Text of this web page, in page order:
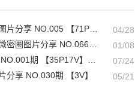
分享 NO.005 【71P1V】
04/28
期 【21P13V】最新至：2025.1.6
01/08
【35P17V】最新至：2025.7.2
07/24
分享 NO.030期 【3V】
05/21